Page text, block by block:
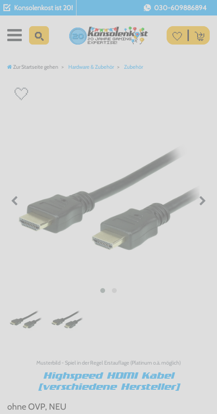
Konsolenkost ist 20! 030-609886894
Zur Startseite gehen Hardware & Zubehör Zubehör
Musterbild - Spiel in der Regel Erstauflage (Platinum o.ä. möglich)
Highspeed HDMI Kabel
[verschiedene Hersteller]
ohne OVP, NEU